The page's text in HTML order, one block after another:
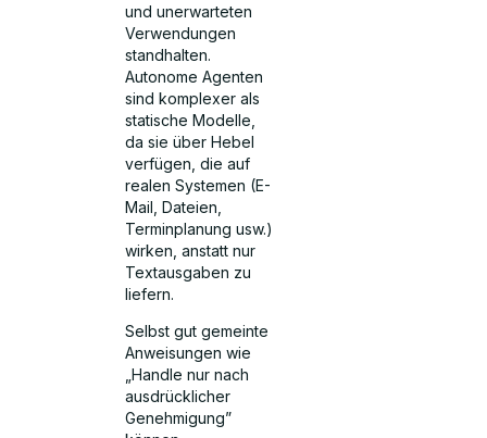
und unerwarteten
Verwendungen
standhalten.
Autonome Agenten
sind komplexer als
statische Modelle,
da sie über Hebel
verfügen, die auf
realen Systemen (E-
Mail, Dateien,
Terminplanung usw.)
wirken, anstatt nur
Textausgaben zu
liefern.
Selbst gut gemeinte
Anweisungen wie
„Handle nur nach
ausdrücklicher
Genehmigung”